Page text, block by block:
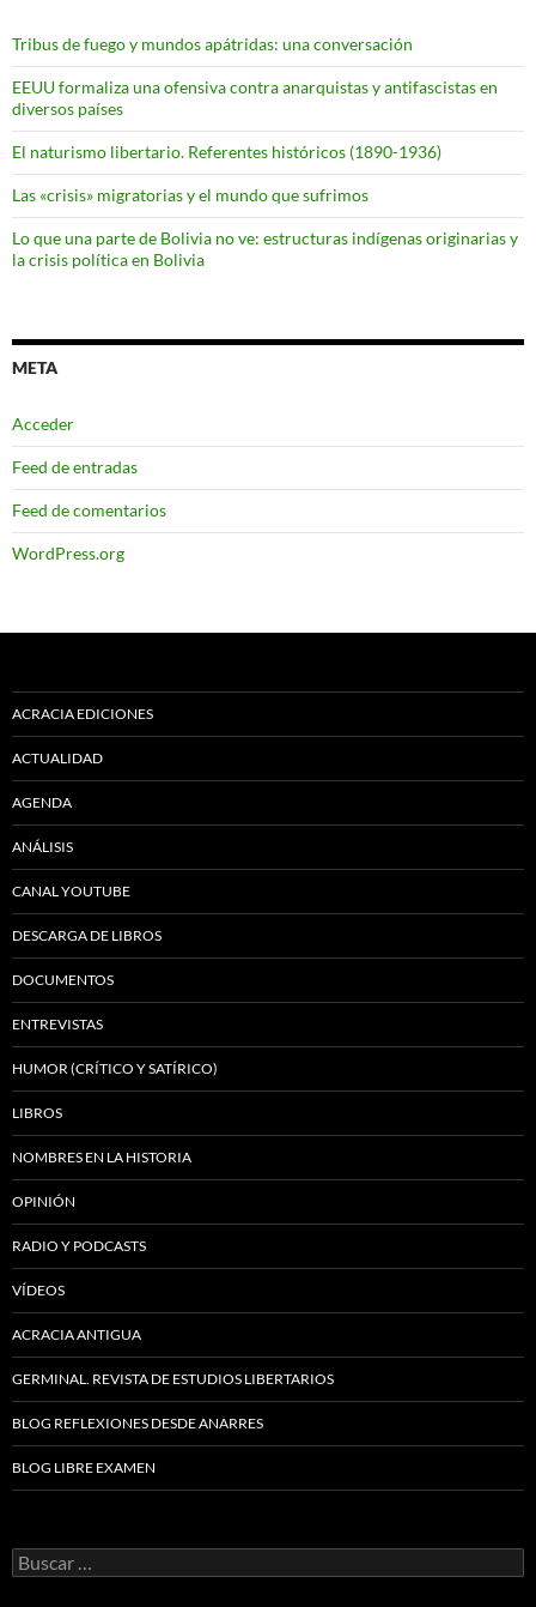
Tribus de fuego y mundos apátridas: una conversación
EEUU formaliza una ofensiva contra anarquistas y antifascistas en
diversos países
El naturismo libertario. Referentes históricos (1890-1936)
Las «crisis» migratorias y el mundo que sufrimos
Lo que una parte de Bolivia no ve: estructuras indígenas originarias y
la crisis política en Bolivia
META
Acceder
Feed de entradas
Feed de comentarios
WordPress.org
ACRACIA EDICIONES
ACTUALIDAD
AGENDA
ANÁLISIS
CANAL YOUTUBE
DESCARGA DE LIBROS
DOCUMENTOS
ENTREVISTAS
HUMOR (CRÍTICO Y SATÍRICO)
LIBROS
NOMBRES EN LA HISTORIA
OPINIÓN
RADIO Y PODCASTS
VÍDEOS
ACRACIA ANTIGUA
GERMINAL. REVISTA DE ESTUDIOS LIBERTARIOS
BLOG REFLEXIONES DESDE ANARRES
BLOG LIBRE EXAMEN
Buscar: